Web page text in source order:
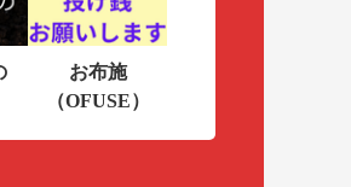
お布施
（OFUSE）